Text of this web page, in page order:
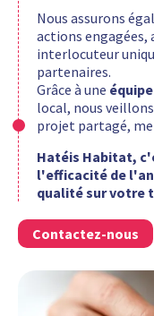
Nous assurons
actions engagées,
interlocuteur
partenaires.
Grâce à une
local, nous
projet partagé,
Hatéis Habitat,
l'efficacité de
qualité sur votre
Contactez-nous